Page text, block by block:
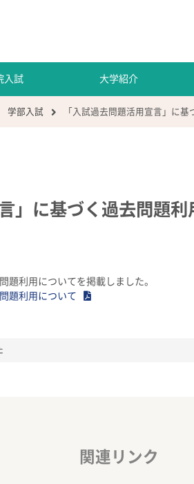
入試 大学紹介
学部入試 「入試過去問題活用宣言」に
」に基づく過去問題
題利用についてを掲載しました。
題利用について
関連リンク